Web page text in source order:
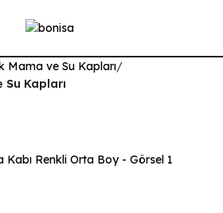
Mama ve Su Kapları
Kapları